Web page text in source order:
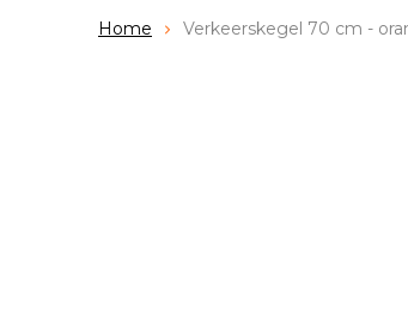
Home Verkeerskegel 70 cm -